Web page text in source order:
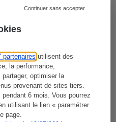
partenaires utilisent des
la performance,
optimiser la
provenant de sites tiers.
6 mois. Vous pourrez
utilisant le lien « paramétrer
page.
Continuer sans accepter
CoffeeB (vidéo)